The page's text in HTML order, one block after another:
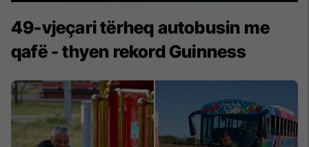
49-vjeçari tërheq autobusin me
qafë - thyen rekord Guinness